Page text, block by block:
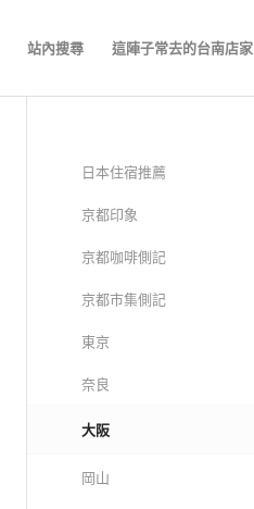
站內搜尋 這陣子常去的台南店家
日本住宿推薦
京都印象
京都咖啡側記
京都市集側記
東京
奈良
大阪
岡山